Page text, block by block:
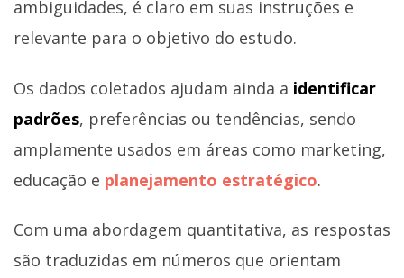
ambiguidades, é claro em suas instruções e
relevante para o objetivo do estudo.
Os dados coletados ajudam ainda a identificar
padrões, preferências ou tendências, sendo
amplamente usados em áreas como marketing,
educação e planejamento estratégico.
Com uma abordagem quantitativa, as respostas
são traduzidas em números que orientam